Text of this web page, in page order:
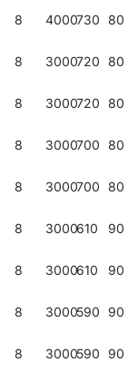
8 4000730 80
8 3000720 80
8 3000720 80
8 3000700 80
8 3000700 80
8 3000610 90
8 3000610 90
8 3000590 90
8 3000590 90